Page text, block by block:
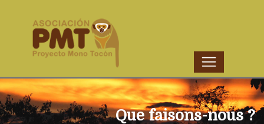
Que faisons-nous ?